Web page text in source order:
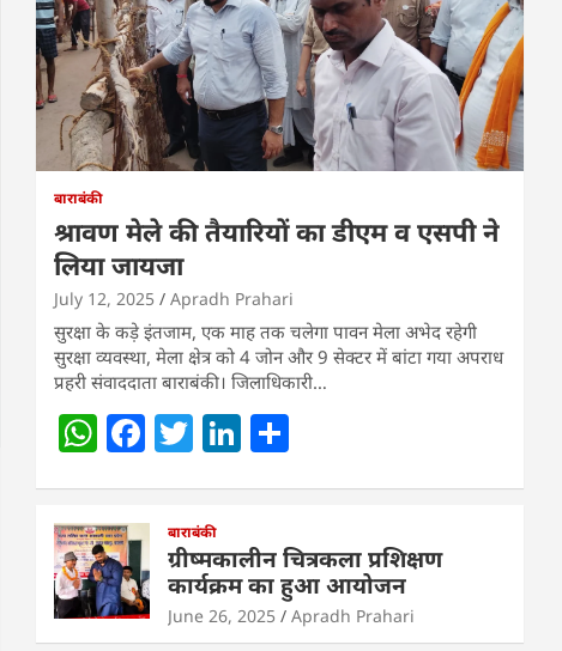
बाराबंकी
श्रावण मेले की तैयारियों का डीएम व एसपी ने
लिया जायजा
July 12, 2025 Apradh Prahari
सुरक्षा के कड़े इंतजाम, एक माह तक चलेगा पावन मेला अभेद रहेगी
सुरक्षा व्यवस्था, मेला क्षेत्र को 4 जोन और 9 सेक्टर में बांटा गया अपराध
प्रहरी संवाददाता बाराबंकी। जिलाधिकारी…
W
at
s
A
p
F
c
e
b
o
T
er
Li
e
dI
n
e
बाराबंकी
ग्रीष्मकालीन चित्रकला प्रशिक्षण
कार्यक्रम का हुआ आयोजन
June 26, 2025 Apradh Prahari